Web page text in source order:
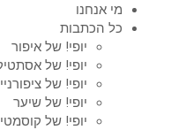
מי אנחנו
כל הכתבות
יופי! של איפור
יופי! של
יופי! של
יופי! של שיער
יופי! של